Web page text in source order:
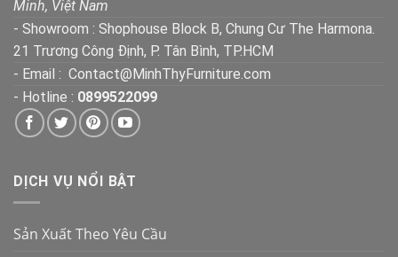
Minh, Việt Nam
- Showroom : Shophouse Block B, Chung Cư The Harmona.
21 Trương Công Định, P. Tân Bình, TP.HCM
- Email : Contact@MinhThyFurniture.com
- Hotline : 0899522099
DỊCH VỤ NỔI BẬT
Sản Xuất Theo Yêu Cầu